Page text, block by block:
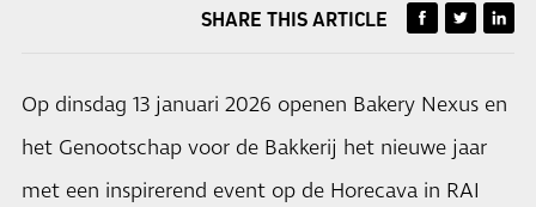
SHARE THIS ARTICLE
Op dinsdag 13 januari 2026 openen Bakery Nexus en
het Genootschap voor de Bakkerij het nieuwe jaar
met een inspirerend event op de Horecava in RAI